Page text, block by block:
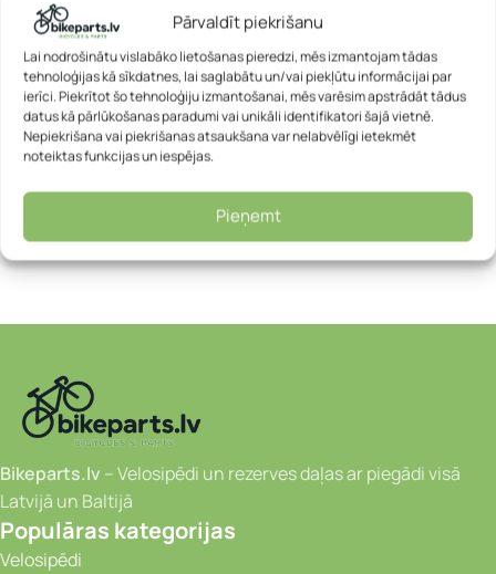
Pārvaldīt piekrišanu
Lai nodrošinātu vislabāko lietošanas pieredzi, mēs izmantojam tādas
tehnoloģijas kā sīkdatnes, lai saglabātu un/vai piekļūtu informācijai par
ierīci. Piekrītot šo tehnoloģiju izmantošanai, mēs varēsim apstrādāt tādus
datus kā pārlūkošanas paradumi vai unikāli identifikatori šajā vietnē.
Nepiekrišana vai piekrišanas atsaukšana var nelabvēlīgi ietekmēt
noteiktas funkcijas un iespējas.
Pieņemt
Speeds: 18speed
For height: 160-175 cm
Informācija:Visi velosipēdi tiek piegādāti kastē jau daļēji
samontēti.
Pirms lietošanas būs nepieciešama neliela papildu
Ieteicams vērsties velodarbnīcā, lai nodrošinātu pareizu
Bikeparts.lv – Velosipēdi un rezerves daļas ar piegādi visā
Latvijā un Baltijā
Populāras kategorijas
Velosipēdi